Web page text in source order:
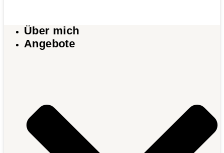
Über mich
Angebote